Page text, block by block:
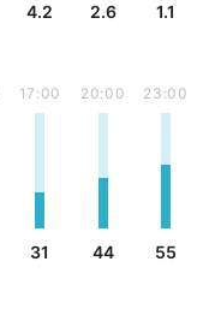
4.2 2.6 1.1
17:00
31
20:00
44
23:00
55